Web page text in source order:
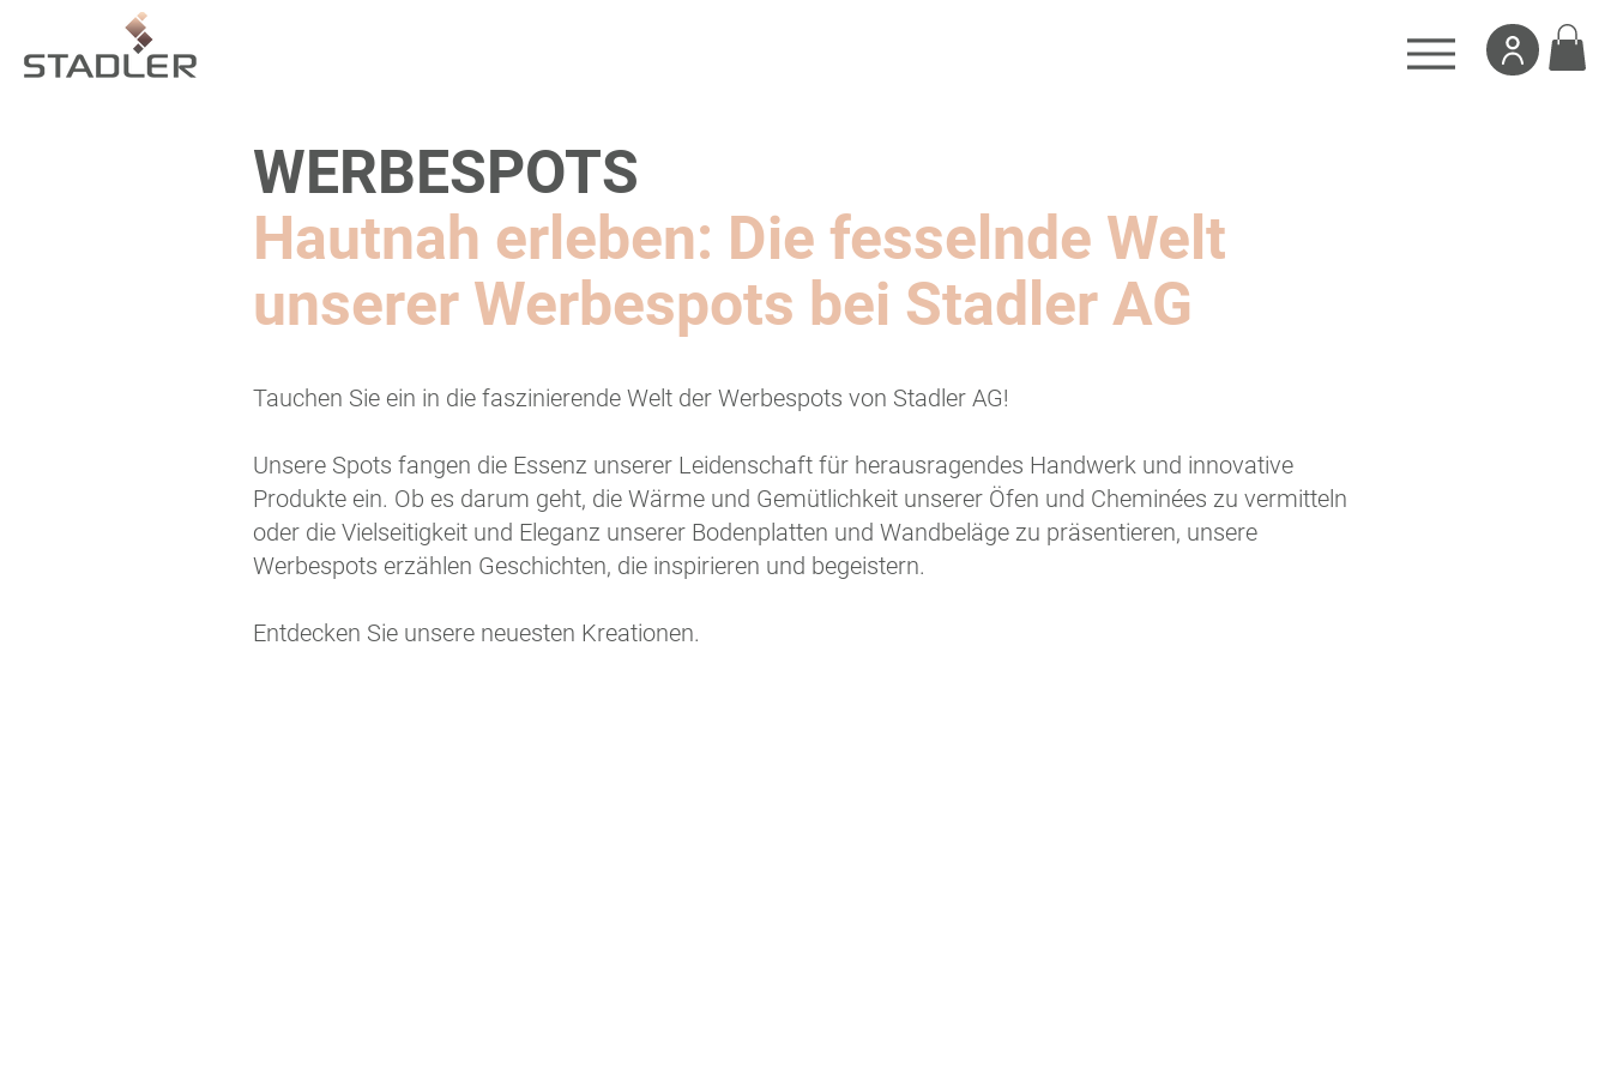
WERBESPOTS
Hautnah erleben: Die fesselnde Welt
unserer Werbespots bei Stadler AG
Tauchen Sie ein in die faszinierende Welt der Werbespots von Stadler AG!
Unsere Spots fangen die Essenz unserer Leidenschaft für herausragendes Handwerk und innovative
Produkte ein. Ob es darum geht, die Wärme und Gemütlichkeit unserer Öfen und Cheminées zu vermitteln
oder die Vielseitigkeit und Eleganz unserer Bodenplatten und Wandbeläge zu präsentieren, unsere
Werbespots erzählen Geschichten, die inspirieren und begeistern.
Entdecken Sie unsere neuesten Kreationen.